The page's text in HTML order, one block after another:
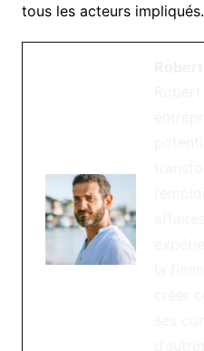
tous les acteurs impliqués.